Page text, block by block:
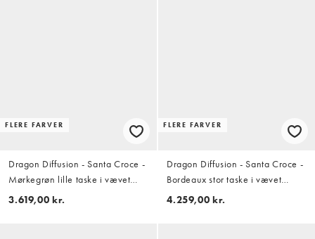
FLERE FARVER
Dragon Diffusion - Santa Croce -
Mørkegrøn lille taske i vævet
læder
3.619,00 kr.
FLERE FARVER
Dragon Diffusion - Santa Croce -
Bordeaux stor taske i vævet
læder
4.259,00 kr.